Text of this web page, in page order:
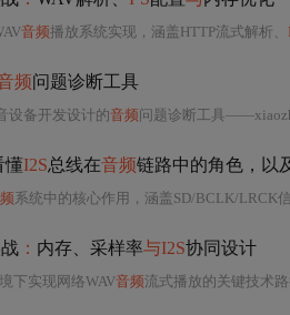
音频播放系统实现，涵盖HTTP流式解析、
频问题诊断工具
设备开发设计的音频问题诊断工具
懂I2S总线在音频链路中的角色，以
系统中的核心作用，涵盖SD/BCLK/LRCK
： 内存、采样率与I2S协同设计
下实现网络WAV音频流式播放的关键技术路径，涵盖uRequest轻量